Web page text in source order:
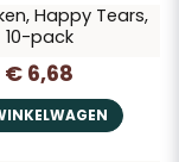
Happy Tears,
10-pack
€ 6,68